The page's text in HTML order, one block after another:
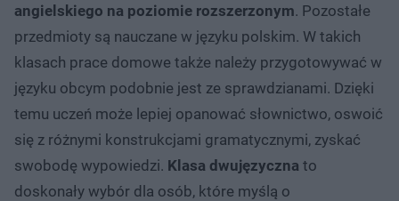
angielskiego na poziomie rozszerzonym. Pozostałe
przedmioty są nauczane w języku polskim. W takich
klasach prace domowe także należy przygotowywać w
języku obcym podobnie jest ze sprawdzianami. Dzięki
temu uczeń może lepiej opanować słownictwo, oswoić
się z różnymi konstrukcjami gramatycznymi, zyskać
swobodę wypowiedzi. Klasa dwujęzyczna to
doskonały wybór dla osób, które myślą o